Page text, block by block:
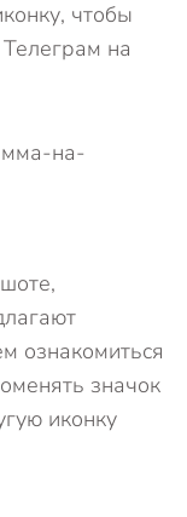
чтобы
на
на-
ознакомиться
значок
иконку